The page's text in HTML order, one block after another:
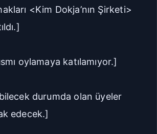
<Kim Dokja’nın Şirketi>
oylamaya katılamıyor.]
durumda olan üyeler
edecek.]